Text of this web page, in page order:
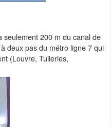
seulement 200 m du canal de
deux pas du métro ligne 7 qui
(Louvre, Tuileries,